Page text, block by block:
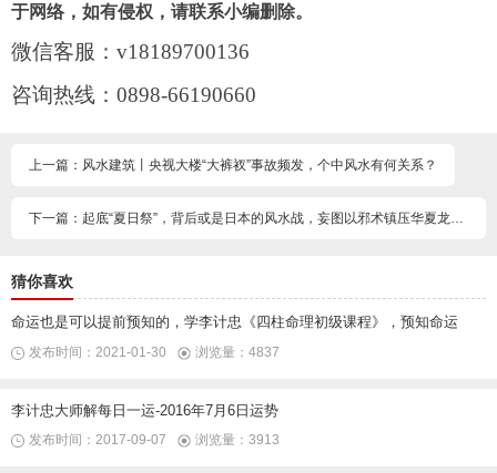
于网络，如有侵权，请联系小编删除。
微信客服： v18189700136
咨询热线： 0898-66190660
上一篇：风水建筑丨央视大楼“大裤衩”事故频发，个中风水有何关系？
下一篇：起底“夏日祭”，背后或是日本的风水战，妄图以邪术镇压华夏龙脉国运
猜你喜欢
命运也是可以提前预知的，学李计忠《四柱命理初级课程》，预知命运
发布时间：2021-01-30 浏览量：4837
李计忠大师解每日一运-2016年7月6日运势
发布时间：2017-09-07 浏览量：3913